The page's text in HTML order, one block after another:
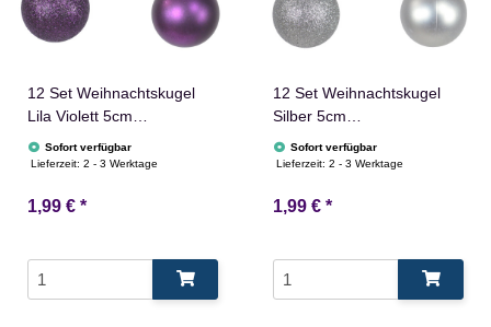
12 Set Weihnachtskugel
Lila Violett 5cm
Christbaumschmuck
Glänzend
Sofort verfügbar
Lieferzeit:2 - 3 Werktage
1,99 € *
12 Set Weihnachtskugel
Silber 5cm
Christbaumschmuck
Glänzend Glitzer
Sofort verfügbar
Lieferzeit:2 - 3 Werktage
1,99 € *